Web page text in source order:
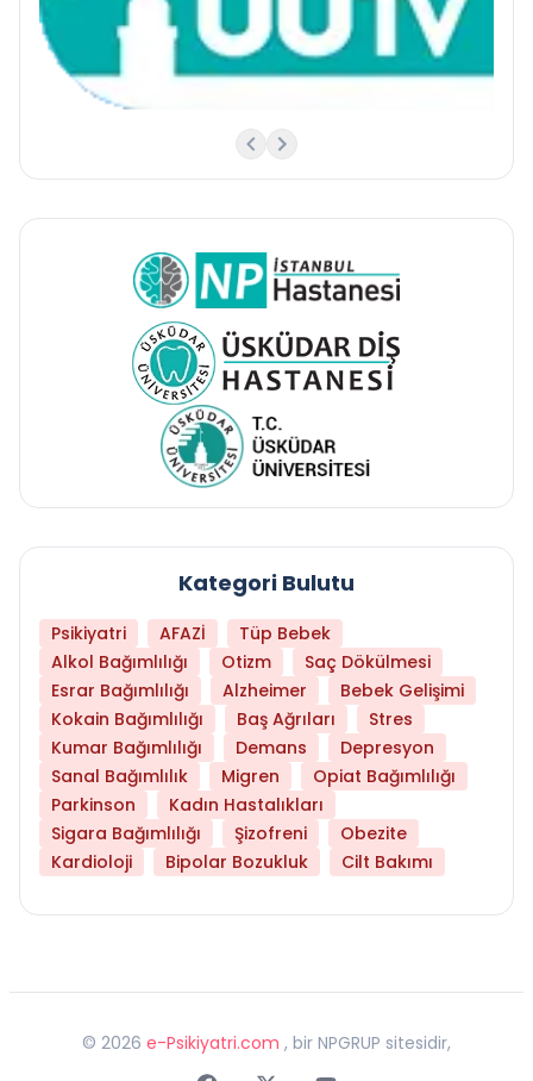
Kategori Bulutu
Psikiyatri AFAZİ
Tüp Bebek
Alkol Bağımlılığı
Otizm
Saç Dökülmesi
Esrar Bağımlılığı
Alzheimer
Bebek Gelişimi
Kokain Bağımlılığı
Baş Ağrıları
Stres
Kumar Bağımlılığı
Demans
Depresyon
Sanal Bağımlılık
Migren
Opiat Bağımlılığı
Parkinson
Kadın Hastalıkları
Sigara Bağımlılığı
Şizofreni
Obezite
Kardioloji
Bipolar Bozukluk Cilt Bakımı
© 2026 e-Psikiyatri.com , bir NPGRUP sitesidir,